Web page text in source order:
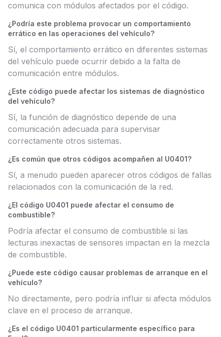
comunica con módulos afectados por el código.
¿Podría este problema provocar un comportamiento
errático en las operaciones del vehículo?
Sí, el comportamiento errático en diferentes sistemas
del vehículo puede ocurrir debido a la falta de
comunicación entre módulos.
¿Este código puede afectar los sistemas de diagnóstico
del vehículo?
Sí, la función de diagnóstico depende de una
comunicación adecuada para supervisar
correctamente otros sistemas.
¿Es común que otros códigos acompañen al U0401?
Sí, a menudo pueden aparecer otros códigos de fallas
relacionados con la comunicación de la red.
¿El código U0401 puede afectar el consumo de
combustible?
Podría afectar el consumo de combustible si las
lecturas inexactas de sensores impactan en la mezcla
de combustible.
¿Puede este código causar problemas de arranque en el
vehículo?
No directamente, pero podría influir si afecta módulos
clave en el proceso de arranque.
¿Es el código U0401 particularmente específico para